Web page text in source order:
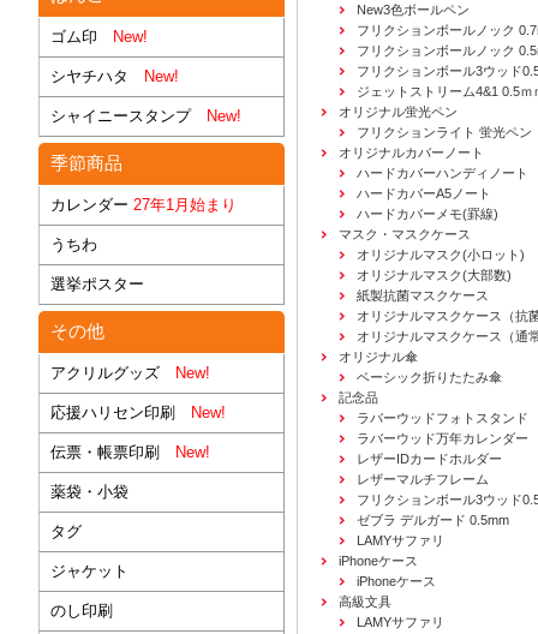
ゴム印 New!
シヤチハタ New!
シャイニースタンプNew!
季節商品
カレンダー 27年1月始まり
うちわ
選挙ポスター
その他
アクリルグッズ New!
応援ハリセン印刷 New!
伝票・帳票印刷 New!
薬袋・小袋
タグ
ジャケット
のし印刷
New3色ボールペン
フリクションボールノック
フリクションボールノック
フリクションボール3ウッド
ジェットストリーム4&1 0.5ｍ
オリジナル蛍光ペン
フリクションライト 蛍光ペン
オリジナルカバーノート
ハードカバーハンディノート
ハードカバーA5ノート
ハードカバーメモ(罫線)
マスク・マスクケース
オリジナルマスク(小ロット)
オリジナルマスク(大部数)
紙製抗菌マスクケース
オリジナルマスクケース（抗
オリジナルマスクケース（通
オリジナル傘
ベーシック折りたたみ傘
記念品
ラバーウッドフォトスタンド
ラバーウッド万年カレンダー
レザーIDカードホルダー
レザーマルチフレーム
フリクションボール3ウッド
ゼブラ デルガード 0.5mm
LAMYサファリ
iPhoneケース
iPhoneケース
高級文具
LAMYサファリ